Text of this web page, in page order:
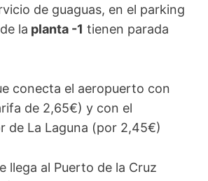
de guaguas, en el parking
de la planta -1 tienen parada
conecta el aeropuerto con
de 2,65€) y con el
de La Laguna (por 2,45€)
llega al Puerto de la Cruz